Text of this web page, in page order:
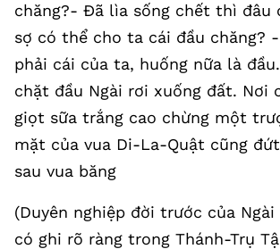
chăng?- Đã lìa sống chết thì đâu
sợ có thể cho ta cái đầu chăng?
phải cái của ta, huống nữa là
chặt đầu Ngài rơi xuống đất. Nơi
giọt sữa trắng cao chừng một
mặt của vua Di-La-Quật cũng
sau vua băng
(Duyên nghiệp đời trước của Ngài
có ghi rõ ràng trong Thánh-Trụ